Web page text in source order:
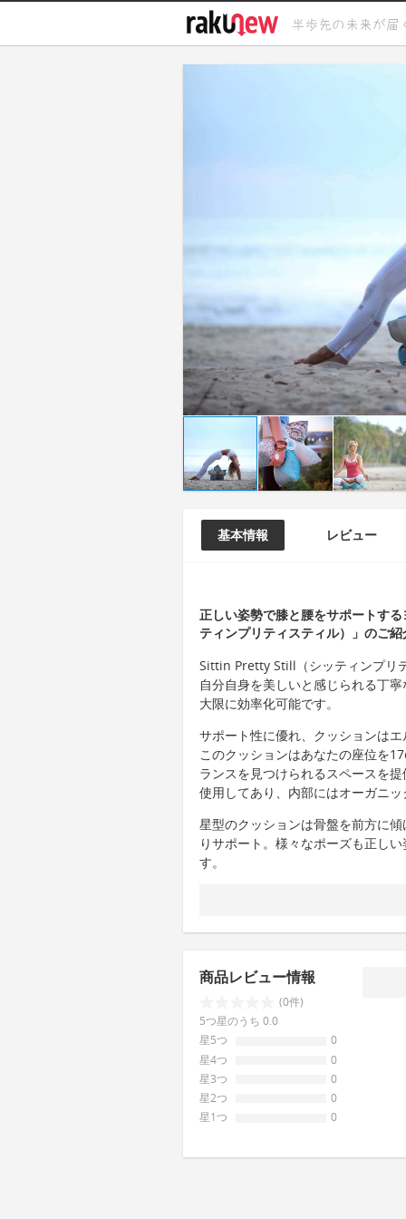
基本情報 レビュー
正しい姿勢で膝と腰をサポートす
ティンプリティスティル）」のご紹
Sittin Pretty Still（シッティンプリ
自分自身を美しいと感じられる丁
大限に効率化可能です。
サポート性に優れ、クッションは
このクッションはあなたの座位を
ランスを見つけられるスペースを
使用してあり、内部にはオーガニ
星型のクッションは骨盤を前方に
りサポート。様々なポーズも正し
す。
商品レビュー情報
(0件)
5つ星のうち 0.0
星5つ
0
星4つ
0
星3つ
0
星2つ
0
星1つ
0